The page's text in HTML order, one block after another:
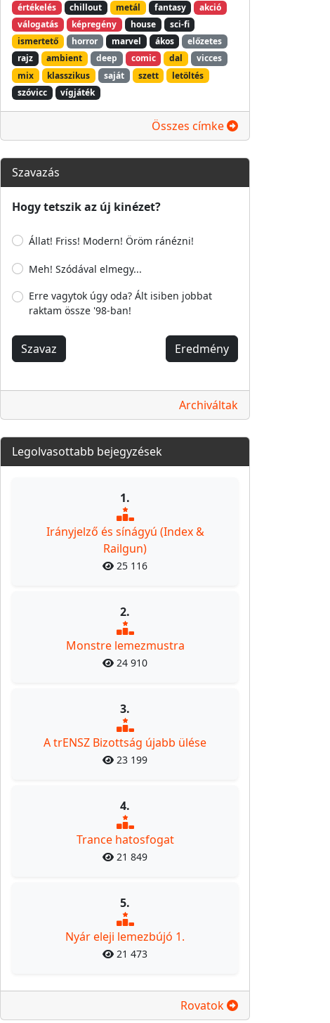
értékelés
chillout metál fantasy
akció
válogatás
képregény house
sci-fi
ismertető
horror marvel ákos
előzetes
rajz
ambient deep comic dal
vicces
mix
klasszikus saját szett
letöltés
szóvicc
vígjáték
Összes címke
Szavazás
Hogy tetszik az új kinézet?
Állat! Friss! Modern! Öröm ránézni!
Meh! Szódával elmegy...
Erre vagytok úgy oda? Ált isiben jobbat
raktam össze '98-ban!
Szavaz Eredmény
Archiváltak
Legolvasottabb bejegyzések
1.
Irányjelző és sínágyú (Index &
Railgun)
25 116
2.
Monstre lemezmustra
24 910
3.
A trENSZ Bizottság újabb ülése
23 199
4.
Trance hatosfogat
21 849
5.
Nyár eleji lemezbújó 1.
21 473
Rovatok